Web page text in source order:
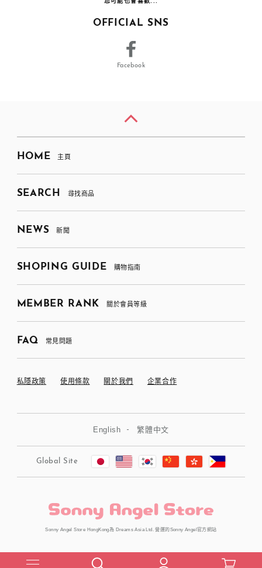
OFFICIAL SNS
Facebook
HOME 主頁
SEARCH 尋找商品
NEWS 新聞
SHOPING GUIDE 購物指南
MEMBER RANK 關於會員等級
FAQ 常見問題
私隱政策 使用條款 關於我們 企業合作
English 繁體中文
Global Site
Sonny Angel Store HongKong為 Dreams Asia Ltd. 營運的Sonny Angel官方網站
Copyright © Dreams Asia Ltd. All Rights Reserved.